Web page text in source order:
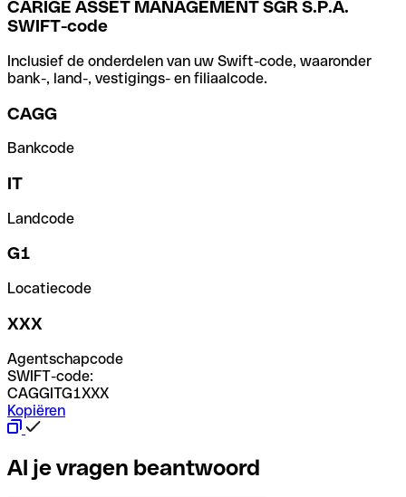
CARIGE ASSET MANAGEMENT SGR S.P.A.
SWIFT-code
Inclusief de onderdelen van uw Swift-code, waaronder
bank-, land-, vestigings- en filiaalcode.
CAGG
Bankcode
IT
Landcode
G1
Locatiecode
XXX
Agentschapcode
SWIFT-code:
CAGGITG1XXX
Kopiëren
Al je vragen beantwoord